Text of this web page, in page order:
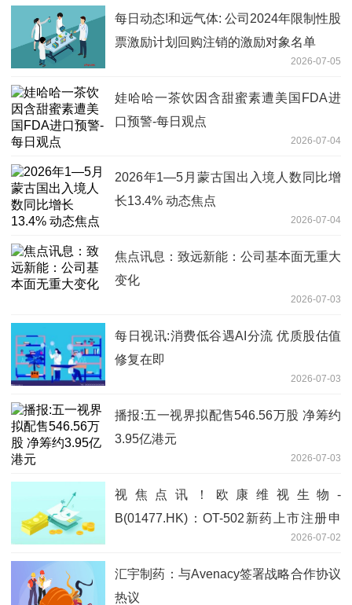
每日动态!和远气体: 公司2024年限制性股
票激励计划回购注销的激励对象名单
2026-07-05
娃哈哈一茶饮因含甜蜜素遭美国FDA进
口预警-每日观点
2026-07-04
2026年1—5月蒙古国出入境人数同比增
长13.4% 动态焦点
2026-07-04
焦点讯息：致远新能：公司基本面无重大
变化
2026-07-03
每日视讯:消费低谷遇AI分流 优质股估值
修复在即
2026-07-03
播报:五一视界拟配售546.56万股 净筹约
3.95亿港元
2026-07-03
视焦点讯！欧康维视生物-
B(01477.HK)：OT-502新药上市注册申
2026-07-02
汇宇制药：与Avenacy签署战略合作协议
热议